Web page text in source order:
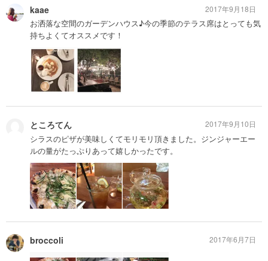
kaae
お洒落な空間のガーデンハウス♪今の季節のテラス席はとっても気
持ちよくてオススメです！
2017年9月18日
ところてん
シラスのピザが美味しくてモリモリ頂きました。ジンジャーエー
ルの量がたっぷりあって嬉しかったです。
2017年9月10日
broccoli 2017年6月7日